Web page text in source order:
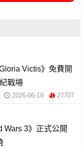
Victis》免費開
戰場
2026-06-19 27707
Wars 3》正式公開